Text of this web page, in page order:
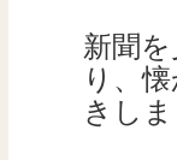
新聞
り、
きし